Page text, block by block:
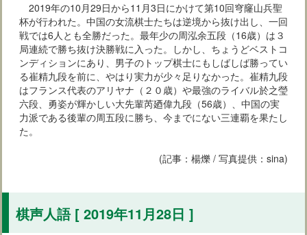
2019年の10月29日から11月3日にかけて第10回穹窿山兵聖
杯が行われた。中国の女流棋士たちは逆境から抜け出し、一回
戦では6人とも全勝だった。最年少の周泓余五段（16歳）は３
局連続で勝ち抜け決勝戦に入った。しかし、ちょうどベストコ
ンディションにあり、男子のトップ棋士にもしばしば勝ってい
る崔精九段を前に、やはり実力が少々足りなかった。崔精九段
はフランス代表のアリヤナ（２０歳）や最強のライバル於之瑩
六段、勇姿が輝かしい大先輩芮廼偉九段（56歳）、中国の実
力派である後輩の周五段に勝ち、今までにない三連覇を果たし
た。
(記事：楊爍 / 写真提供：sina)
棋声人語 [ 2019年11月28日 ]